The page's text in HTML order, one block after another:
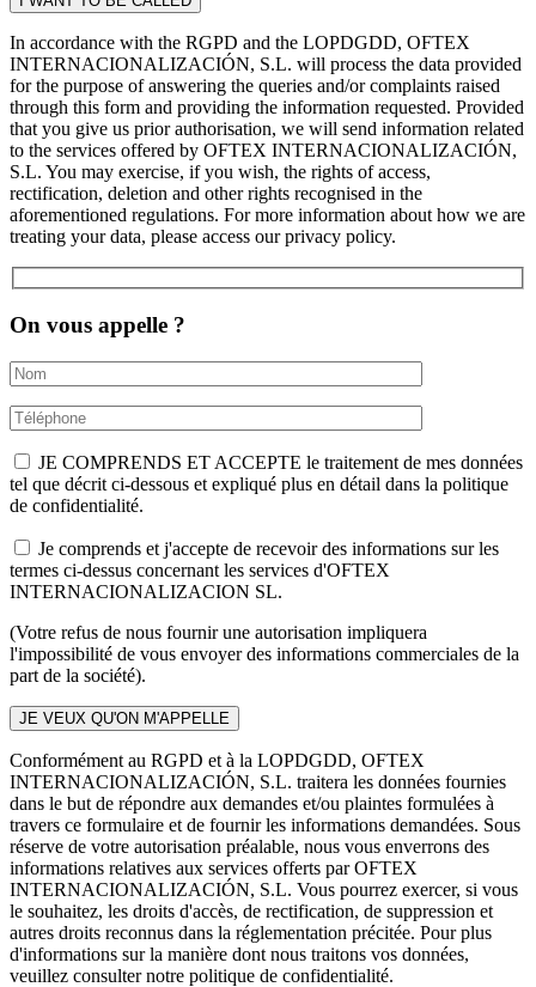
In accordance with the RGPD and the LOPDGDD, OFTEX
INTERNACIONALIZACIÓN, S.L. will process the data provided
for the purpose of answering the queries and/or complaints raised
through this form and providing the information requested. Provided
that you give us prior authorisation, we will send information related
to the services offered by OFTEX INTERNACIONALIZACIÓN,
S.L. You may exercise, if you wish, the rights of access,
rectification, deletion and other rights recognised in the
aforementioned regulations. For more information about how we are
treating your data, please access our privacy policy.
On vous appelle ?
JE COMPRENDS ET ACCEPTE le traitement de mes données
tel que décrit ci-dessous et expliqué plus en détail dans la politique
de confidentialité.
Je comprends et j'accepte de recevoir des informations sur les
termes ci-dessus concernant les services d'OFTEX
INTERNACIONALIZACION SL.
(Votre refus de nous fournir une autorisation impliquera
l'impossibilité de vous envoyer des informations commerciales de la
part de la société).
Conformément au RGPD et à la LOPDGDD, OFTEX
INTERNACIONALIZACIÓN, S.L. traitera les données fournies
dans le but de répondre aux demandes et/ou plaintes formulées à
travers ce formulaire et de fournir les informations demandées. Sous
réserve de votre autorisation préalable, nous vous enverrons des
informations relatives aux services offerts par OFTEX
INTERNACIONALIZACIÓN, S.L. Vous pourrez exercer, si vous
le souhaitez, les droits d'accès, de rectification, de suppression et
autres droits reconnus dans la réglementation précitée. Pour plus
d'informations sur la manière dont nous traitons vos données,
veuillez consulter notre politique de confidentialité.